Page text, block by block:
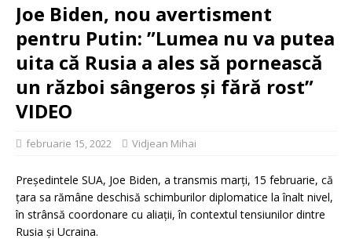
Joe Biden, nou avertisment
pentru Putin: ”Lumea nu va putea
uita că Rusia a ales să pornească
un război sângeros și fără rost”
VIDEO
februarie 15, 2022 Vidjean Mihai
Președintele SUA, Joe Biden, a transmis marți, 15 februarie, că
țara sa rămâne deschisă schimburilor diplomatice la înalt nivel,
în strânsă coordonare cu aliaţii, în contextul tensiunilor dintre
Rusia și Ucraina.